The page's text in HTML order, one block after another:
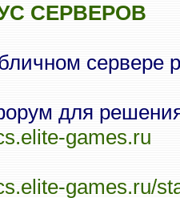
СЕРВЕРОВ
сервере
для решения
games.ru
games.ru/